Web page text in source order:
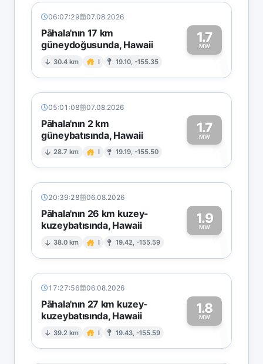
06:07:29 07.08.2026
Pāhala'nın 17 km
güneydoğusunda, Hawaii
30.4 km I 19.10, -155.35
1.7
MW1
05:01:08 07.08.2026
Pāhala'nın 2 km
güneybatısında, Hawaii
28.7 km I 19.19, -155.50
1.7
MW1
20:39:28 06.08.2026
Pāhala'nın 26 km kuzey-
kuzeybatısında, Hawaii
38.0 km I 19.42, -155.59
1.9
MW1
17:27:56 06.08.2026
Pāhala'nın 27 km kuzey-
kuzeybatısında, Hawaii
39.2 km I 19.43, -155.59
1.8
MW1